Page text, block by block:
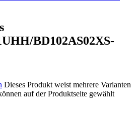
BD102AS02XS-
Dieses Produkt weist mehrere Varianten
auf der Produktseite gewählt